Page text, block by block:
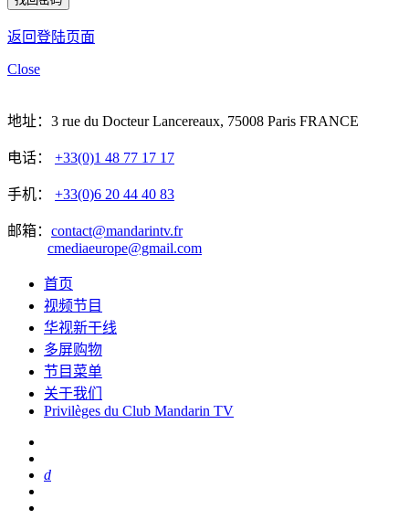
返回登陆页面
Close
地址：3 rue du Docteur Lancereaux, 75008 Paris FRANCE
电话： +33(0)1 48 77 17 17
手机： +33(0)6 20 44 40 83
邮箱： contact@mandarintv.fr
cmediaeurope@gmail.com
首页
视频节目
华视新干线
多屏购物
节目菜单
关于我们
Privilèges du Club Mandarin TV
d